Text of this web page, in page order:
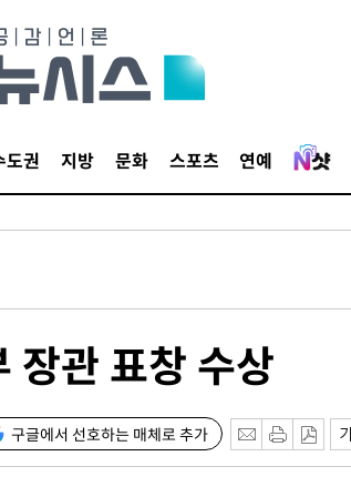
도권 지방 문화 스포츠 연예
장관 표창 수상
구글에서 선호하는 매체로 추가